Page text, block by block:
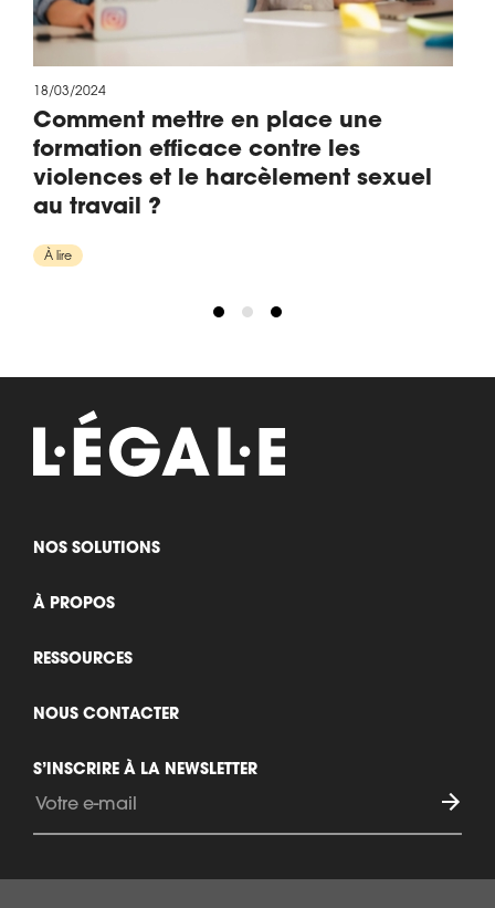
18/03/2024
Comment mettre en place une
formation efficace contre les
violences et le harcèlement sexuel
au travail ?
À lire
NOS SOLUTIONS
À PROPOS
RESSOURCES
NOUS CONTACTER
S’INSCRIRE À LA NEWSLETTER